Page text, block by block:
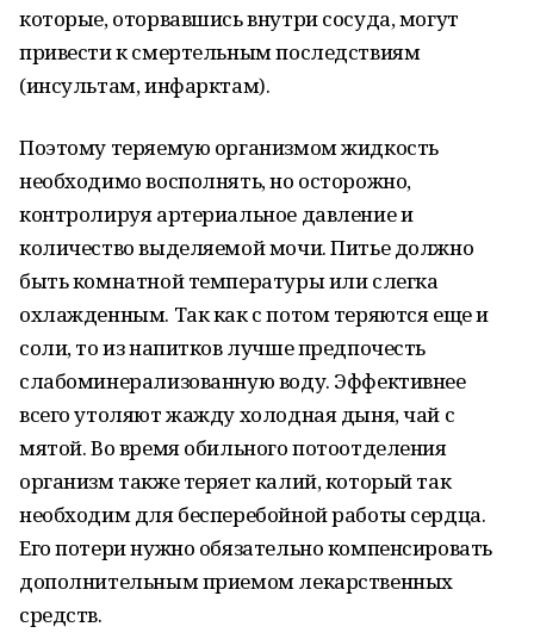
которые, оторвавшись внутри сосуда, могут
привести к смертельным последствиям
(инсультам, инфарктам).
Поэтому теряемую организмом жидкость
необходимо восполнять, но осторожно,
контролируя артериальное давление и
количество выделяемой мочи. Питье должно
быть комнатной температуры или слегка
охлажденным. Так как с потом теряются еще и
соли, то из напитков лучше предпочесть
слабоминерализованную воду. Эффективнее
всего утоляют жажду холодная дыня, чай с
мятой. Во время обильного потоотделения
организм также теряет калий, который так
необходим для бесперебойной работы сердца.
Его потери нужно обязательно компенсировать
дополнительным приемом лекарственных
средств.